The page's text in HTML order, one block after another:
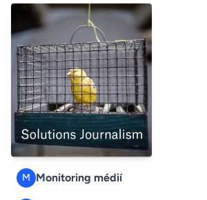
M Monitoring médií